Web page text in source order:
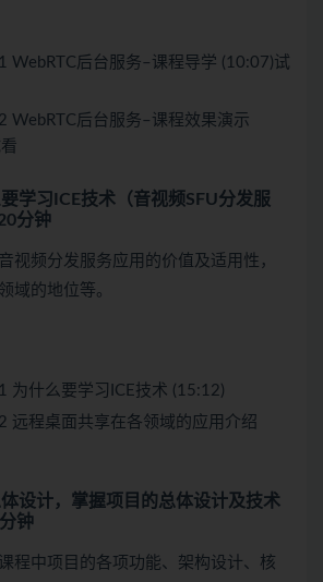
WebRTC后台服务–课程导学 (10:07)试
WebRTC后台服务–课程效果演示
学习ICE技术（音视频SFU分发服
分钟
视频分发服务应用的价值及适用性，
域的地位等。
为什么要学习ICE技术 (15:12)
远程桌面共享在各领域的应用介绍
设计，掌握项目的总体设计及技术
钟
程中项目的各项功能、架构设计、核